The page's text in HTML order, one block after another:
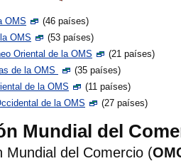
OMS
(46 países)
OMS
(53 países)
Oriental de la OMS
(21 países)
de la OMS
(35 países)
de la OMS
(11 países)
de la OMS
(27 países)
Mundial del
Mundial del Comercio (